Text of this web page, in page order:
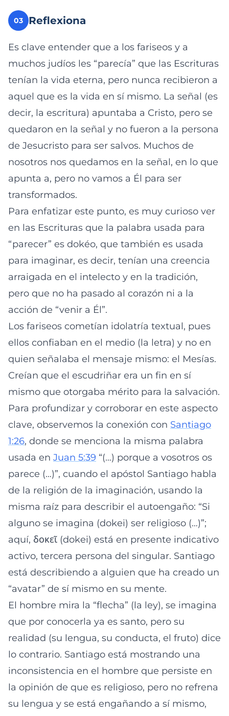
03 Reflexiona
Es clave entender que a los fariseos y a
muchos judíos les “parecía” que las Escrituras
tenían la vida eterna, pero nunca recibieron a
aquel que es la vida en sí mismo. La señal (es
decir, la escritura) apuntaba a Cristo, pero se
quedaron en la señal y no fueron a la persona
de Jesucristo para ser salvos. Muchos de
nosotros nos quedamos en la señal, en lo que
apunta a, pero no vamos a Él para ser
transformados.
Para enfatizar este punto, es muy curioso ver
en las Escrituras que la palabra usada para
“parecer” es dokéo, que también es usada
para imaginar, es decir, tenían una creencia
arraigada en el intelecto y en la tradición,
pero que no ha pasado al corazón ni a la
acción de “venir a Él”.
Los fariseos cometían idolatría textual, pues
ellos confiaban en el medio (la letra) y no en
quien señalaba el mensaje mismo: el Mesías.
Creían que el escudriñar era un fin en sí
mismo que otorgaba mérito para la salvación.
Para profundizar y corroborar en este aspecto
clave, observemos la conexión con Santiago
1:26, donde se menciona la misma palabra
usada en Juan 5:39 “(…) porque a vosotros os
parece (…)”, cuando el apóstol Santiago habla
de la religión de la imaginación, usando la
misma raíz para describir el autoengaño: “Si
alguno se imagina (dokei) ser religioso (…)”;
aquí, δοκεῖ (dokei) está en presente indicativo
activo, tercera persona del singular. Santiago
está describiendo a alguien que ha creado un
“avatar” de sí mismo en su mente.
El hombre mira la “flecha” (la ley), se imagina
que por conocerla ya es santo, pero su
realidad (su lengua, su conducta, el fruto) dice
lo contrario. Santiago está mostrando una
inconsistencia en el hombre que persiste en
la opinión de que es religioso, pero no refrena
su lengua y se está engañando a sí mismo,